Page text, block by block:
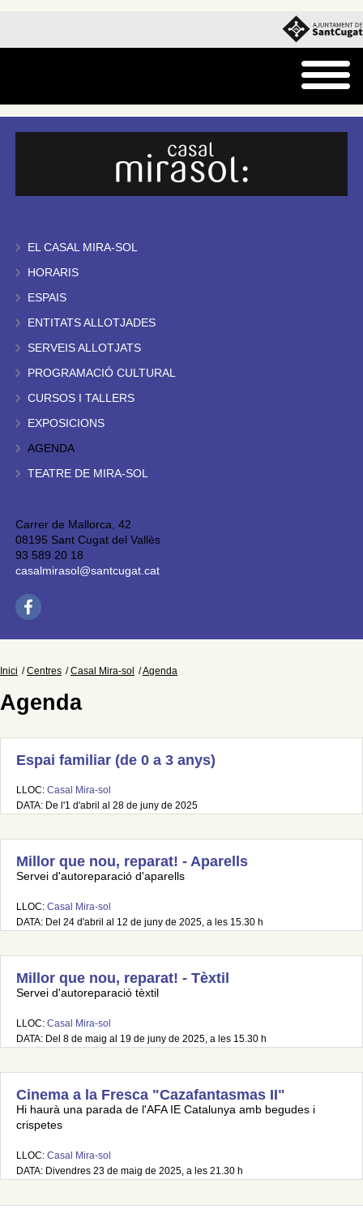
EL CASAL MIRA-SOL
HORARIS
ESPAIS
ENTITATS ALLOTJADES
SERVEIS ALLOTJATS
PROGRAMACIÓ CULTURAL
CURSOS I TALLERS
EXPOSICIONS
AGENDA
TEATRE DE MIRA-SOL
Carrer de Mallorca, 42
08195 Sant Cugat del Vallès
93 589 20 18
casalmirasol@santcugat.cat
Inici Centres Casal Mira-sol Agenda
Agenda
Espai familiar (de 0 a 3 anys)
LLOC: Casal Mira-sol
DATA: De l'1 d'abril al 28 de juny de 2025
Millor que nou, reparat! - Aparells
Servei d'autoreparació d'aparells
LLOC: Casal Mira-sol
DATA: Del 24 d'abril al 12 de juny de 2025, a les 15.30 h
Millor que nou, reparat! - Tèxtil
Servei d'autoreparació tèxtil
LLOC: Casal Mira-sol
DATA: Del 8 de maig al 19 de juny de 2025, a les 15.30 h
Cinema a la Fresca "Cazafantasmas II"
Hi haurà una parada de l'AFA IE Catalunya amb begudes i
crispetes
LLOC: Casal Mira-sol
DATA: Divendres 23 de maig de 2025, a les 21.30 h